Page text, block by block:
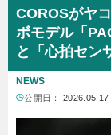
COROSがヤ
ボモデル「
と「心拍セン
NEWS
公開日： 2026.05.17